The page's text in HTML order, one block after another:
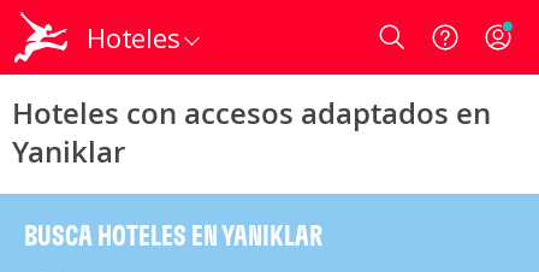
Hoteles Login
Hoteles con accesos adaptados en
Yaniklar
BUSCA HOTELES EN YANIKLAR